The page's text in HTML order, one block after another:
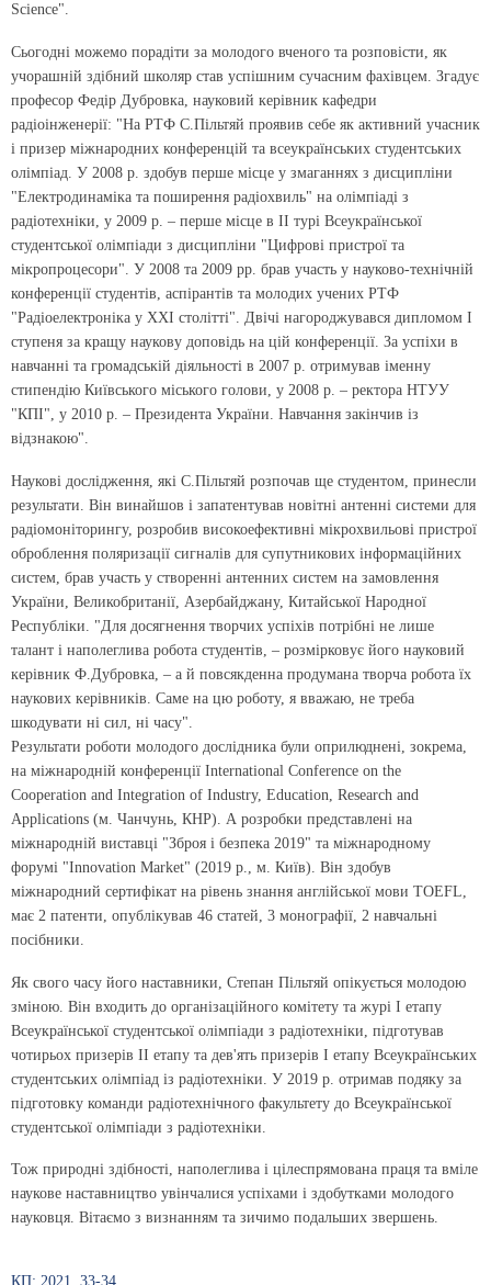
Science".
Сьогодні можемо порадіти за молодого вченого та розповісти, як
учорашній здібний школяр став успішним сучасним фахівцем. Згадує
професор Федір Дубровка, науковий керівник кафедри
радіоінженерії: "На РТФ С.Пільтяй проявив себе як активний учасник
і призер міжнародних конференцій та всеукраїнських студентських
олімпіад. У 2008 р. здобув перше місце у змаганнях з дисципліни
"Електродинаміка та поширення радіохвиль" на олімпіаді з
радіотехніки, у 2009 р. – перше місце в ІІ турі Всеукраїнської
студентської олімпіади з дисципліни "Цифрові пристрої та
мікропроцесори". У 2008 та 2009 рр. брав участь у науково-технічній
конференції студентів, аспірантів та молодих учених РТФ
"Радіоелектроніка у ХХІ столітті". Двічі нагороджувався дипломом I
ступеня за кращу наукову доповідь на цій конференції. За успіхи в
навчанні та громадській діяльності в 2007 р. отримував іменну
стипендію Київського міського голови, у 2008 р. – ректора НТУУ
"КПІ", у 2010 р. – Президента України. Навчання закінчив із
відзнакою".
Наукові дослідження, які С.Пільтяй розпочав ще студентом, принесли
результати. Він винайшов і запатентував новітні антенні системи для
радіомоніторингу, розробив високоефективні мікрохвильові пристрої
оброблення поляризації сигналів для супутникових інформаційних
систем, брав участь у створенні антенних систем на замовлення
України, Великобританії, Азербайджану, Китайської Народної
Республіки. "Для досягнення творчих успіхів потрібні не лише
талант і наполеглива робота студентів, – розмірковує його науковий
керівник Ф.Дубровка, – а й повсякденна продумана творча робота їх
наукових керівників. Саме на цю роботу, я вважаю, не треба
шкодувати ні сил, ні часу".
Результати роботи молодого дослідника були оприлюднені, зокрема,
на міжнародній конференції International Conference on the
Cooperation and Integration of Industry, Education, Research and
Applications (м. Чанчунь, КНР). А розробки представлені на
міжнародній виставці "Зброя і безпека 2019" та міжнародному
форумі "Innovation Market" (2019 р., м. Київ). Він здобув
міжнародний сертифікат на рівень знання англійської мови TOEFL,
має 2 патенти, опублікував 46 статей, 3 монографії, 2 навчальні
посібники.
Як свого часу його наставники, Степан Пільтяй опікується молодою
зміною. Він входить до організаційного комітету та журі І етапу
Всеукраїнської студентської олімпіади з радіотехніки, підготував
чотирьох призерів ІІ етапу та дев'ять призерів І етапу Всеукраїнських
студентських олімпіад із радіотехніки. У 2019 р. отримав подяку за
підготовку команди радіотехнічного факультету до Всеукраїнської
студентської олімпіади з радіотехніки.
Тож природні здібності, наполеглива і цілеспрямована праця та вміле
наукове наставництво увінчалися успіхами і здобутками молодого
науковця. Вітаємо з визнанням та зичимо подальших звершень.
КП: 2021, 33-34